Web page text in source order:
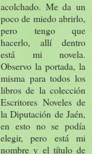
acolchado. Me da un
poco de miedo abrirlo,
pero tengo que
hacerlo, allí dentro
está mi novela.
Observo la portada, la
misma para todos los
libros de la colección
Escritores Noveles de
la Diputación de Jaén,
en esto no se podía
elegir, pero está mi
nombre y el título de